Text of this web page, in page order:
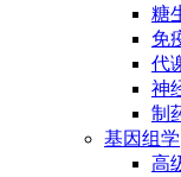
糖
免
代
神
制
基因组学
高